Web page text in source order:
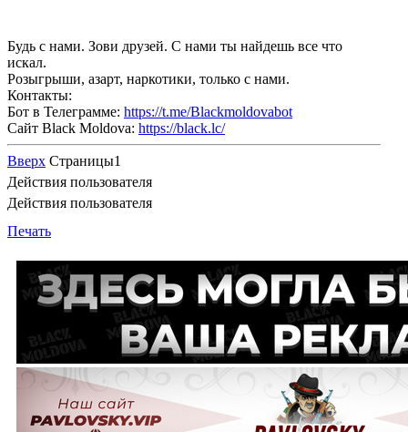
Будь с нами. Зови друзей. С нами ты найдешь все что
искал.
Розыгрыши, азарт, наркотики, только с нами.
Контакты:
Бот в Телеграмме: https://t.me/Blackmoldovabot
Сайт Black Moldova: https://black.lc/
Вверх Страницы1
Действия пользователя
Действия пользователя
Печать